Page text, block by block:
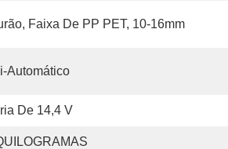
Faixa De PP PET, 10-16mm
Automático
De 14,4 V